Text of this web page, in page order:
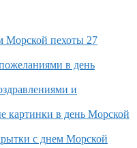
Морской пехоты 27
в день
и
картинки в день Морской
с днем Морской